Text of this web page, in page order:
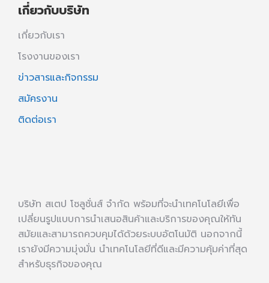
เกี่ยวกับบริษัท
เกี่ยวกับเรา
โรงงานของเรา
ข่าวสารและกิจกรรม
สมัครงาน
ติดต่อเรา
บริษัท สเตป โซลูชั่นส์ จำกัด พร้อมที่จะนำเทคโนโลยีเพื่อ
เปลี่ยนรูปแบบการนำเสนอสินค้าและบริการของคุณให้ทัน
สมัยและสามารถควบคุมได้ด้วยระบบอัตโนมัติ นอกจากนี้
เรายังมีความมุ่งมั่น นำเทคโนโลยีที่ดีและมีความคุ้มค่าที่สุด
สำหรับธุรกิจของคุณ